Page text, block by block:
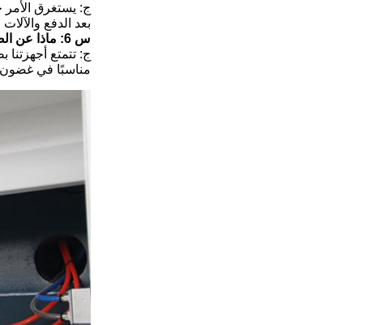
بعد الدفع
س 6: ماذا عن الضمان وخدمة ما بعد البيع؟
ج: تتمتع
مناسبًا في غضون 8 ساعات بعد تحليل المشكلة وتقديرها.كما نقدم التدريب عن بعد للإيفاد إلى الخارج وإيفاد المهندسين.